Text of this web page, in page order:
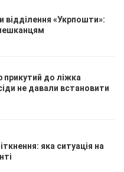
відділення «Укрпошти»:
прикутий до ліжка
не давали встановити
яка ситуація на